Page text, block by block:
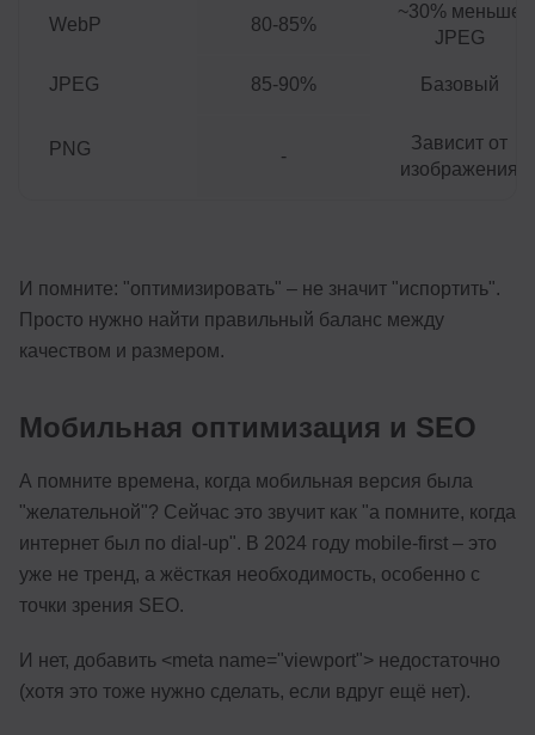
WebP 80-85%
~30% меньше
JPEG
JPEG 85-90% Базовый
PNG -
Зависит от
изображения
И помните: "оптимизировать" – не значит "испортить".
Просто нужно найти правильный баланс между
качеством и размером.
Мобильная оптимизация и SEO
А помните времена, когда мобильная версия была
"желательной"? Сейчас это звучит как "а помните, когда
интернет был по dial-up". В 2024 году mobile-first – это
уже не тренд, а жёсткая необходимость, особенно с
точки зрения SEO.
И нет, добавить <meta name="viewport"> недостаточно
(хотя это тоже нужно сделать, если вдруг ещё нет).